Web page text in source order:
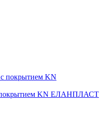
покрытием KN ЕЛАНПЛАСТ